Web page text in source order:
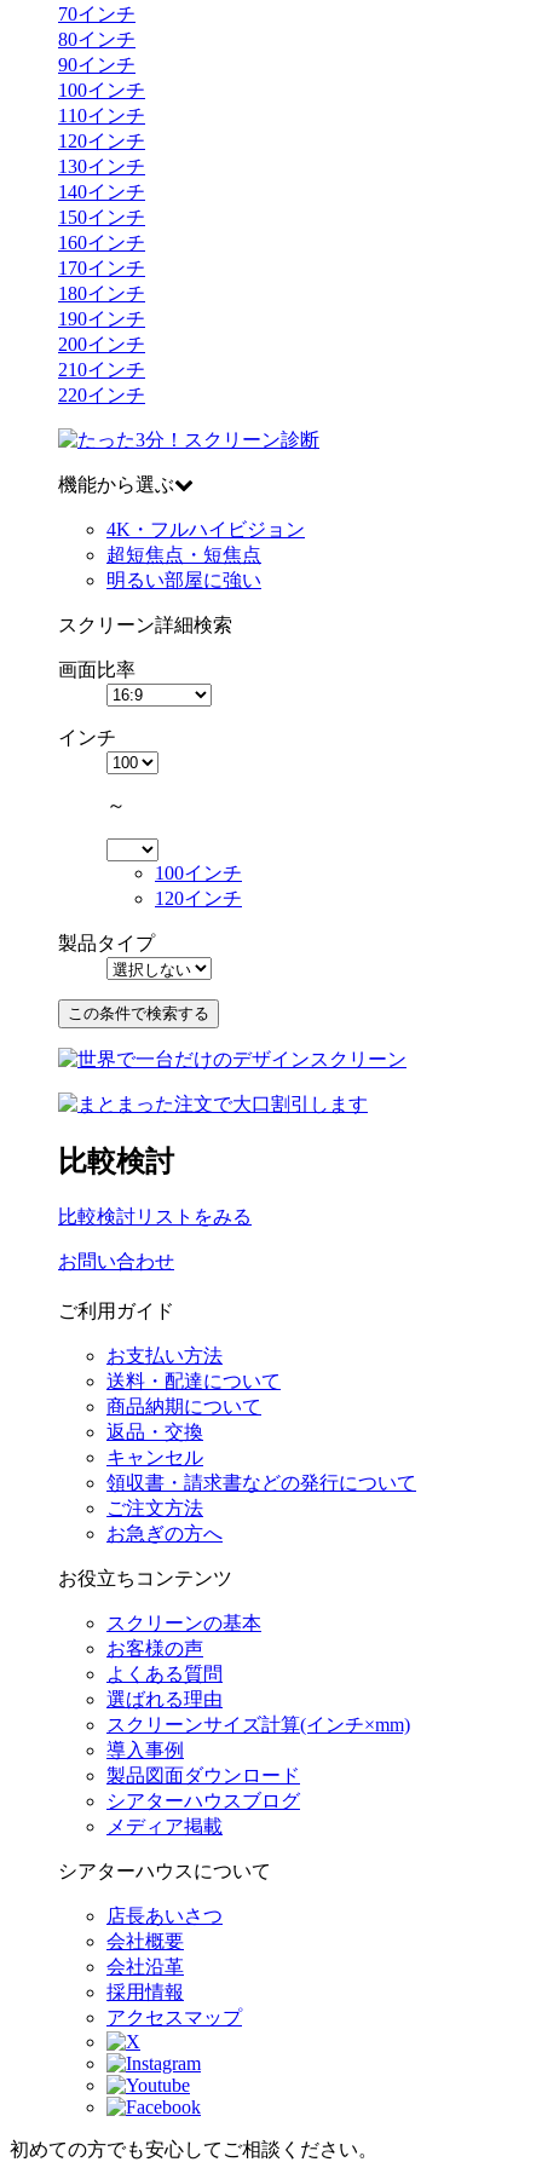
70インチ
80インチ
90インチ
100インチ
110インチ
120インチ
130インチ
140インチ
150インチ
160インチ
170インチ
180インチ
190インチ
200インチ
210インチ
220インチ
機能から選ぶ
4K・フルハイビジョン
超短焦点・短焦点
明るい部屋に強い
スクリーン詳細検索
画面比率
インチ
～
100インチ
120インチ
製品タイプ
比較検討
比較検討リストをみる
お問い合わせ
ご利用ガイド
お支払い方法
送料・配達について
商品納期について
返品・交換
キャンセル
領収書・請求書などの発行について
ご注文方法
お急ぎの方へ
お役立ちコンテンツ
スクリーンの基本
お客様の声
よくある質問
選ばれる理由
スクリーンサイズ計算(インチ×mm)
導入事例
製品図面ダウンロード
シアターハウスブログ
メディア掲載
シアターハウスについて
店長あいさつ
会社概要
会社沿革
採用情報
アクセスマップ
初めての方でも安心してご相談ください。